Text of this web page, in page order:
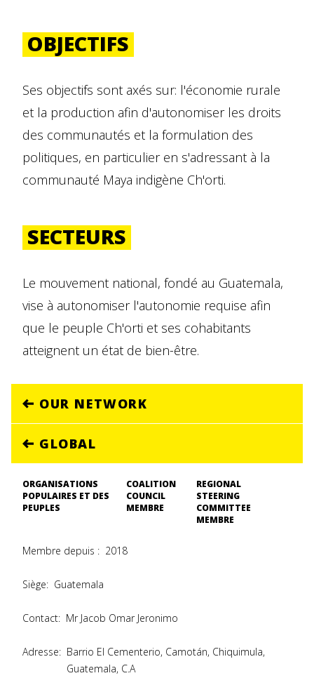
OBJECTIFS
Ses objectifs sont axés sur: l'économie rurale
et la production afin d'autonomiser les droits
des communautés et la formulation des
politiques, en particulier en s'adressant à la
communauté Maya indigène Ch'orti.
SECTEURS
Le mouvement national, fondé au Guatemala,
vise à autonomiser l'autonomie requise afin
que le peuple Ch'orti et ses cohabitants
atteignent un état de bien-être.
OUR NETWORK
GLOBAL
ORGANISATIONS
POPULAIRES ET DES
PEUPLES
COALITION
COUNCIL
MEMBRE
REGIONAL
STEERING
COMMITTEE
MEMBRE
Membre depuis : 2018
Siège: Guatemala
Contact: Mr Jacob Omar Jeronimo
Adresse: Barrio El Cementerio, Camotán, Chiquimula,
Guatemala, C.A